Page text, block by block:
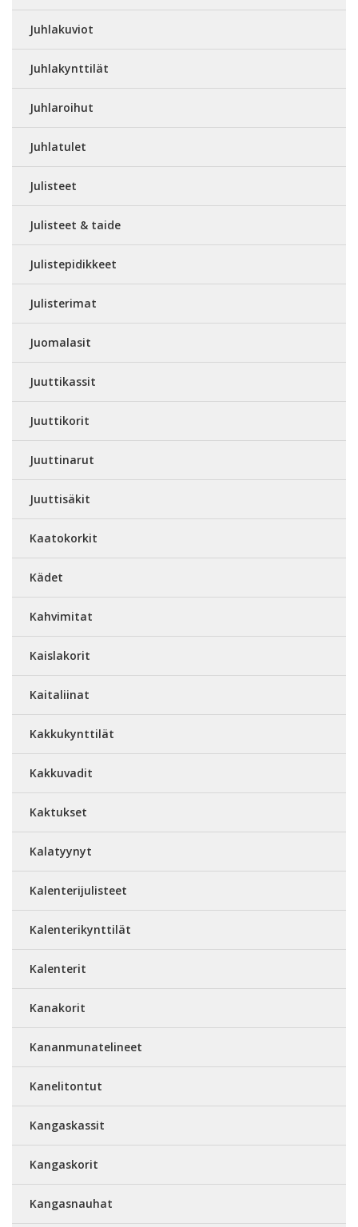
Juhlakuviot
Juhlakynttilät
Juhlaroihut
Juhlatulet
Julisteet
Julisteet & taide
Julistepidikkeet
Julisterimat
Juomalasit
Juuttikassit
Juuttikorit
Juuttinarut
Juuttisäkit
Kaatokorkit
Kädet
Kahvimitat
Kaislakorit
Kaitaliinat
Kakkukynttilät
Kakkuvadit
Kaktukset
Kalatyynyt
Kalenterijulisteet
Kalenterikynttilät
Kalenterit
Kanakorit
Kananmunatelineet
Kanelitontut
Kangaskassit
Kangaskorit
Kangasnauhat